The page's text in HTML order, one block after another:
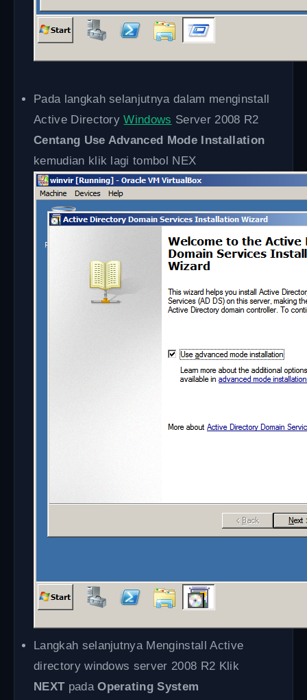
Pada langkah selanjutnya dalam menginstall
Active DirectoryWindows Server 2008 R2
Centang Use Advanced Mode Installation
kemudian klik lagi tombol NEX
Langkah selanjutnya Menginstall Active
directory windows server 2008 R2 Klik
NEXTpadaOperating System